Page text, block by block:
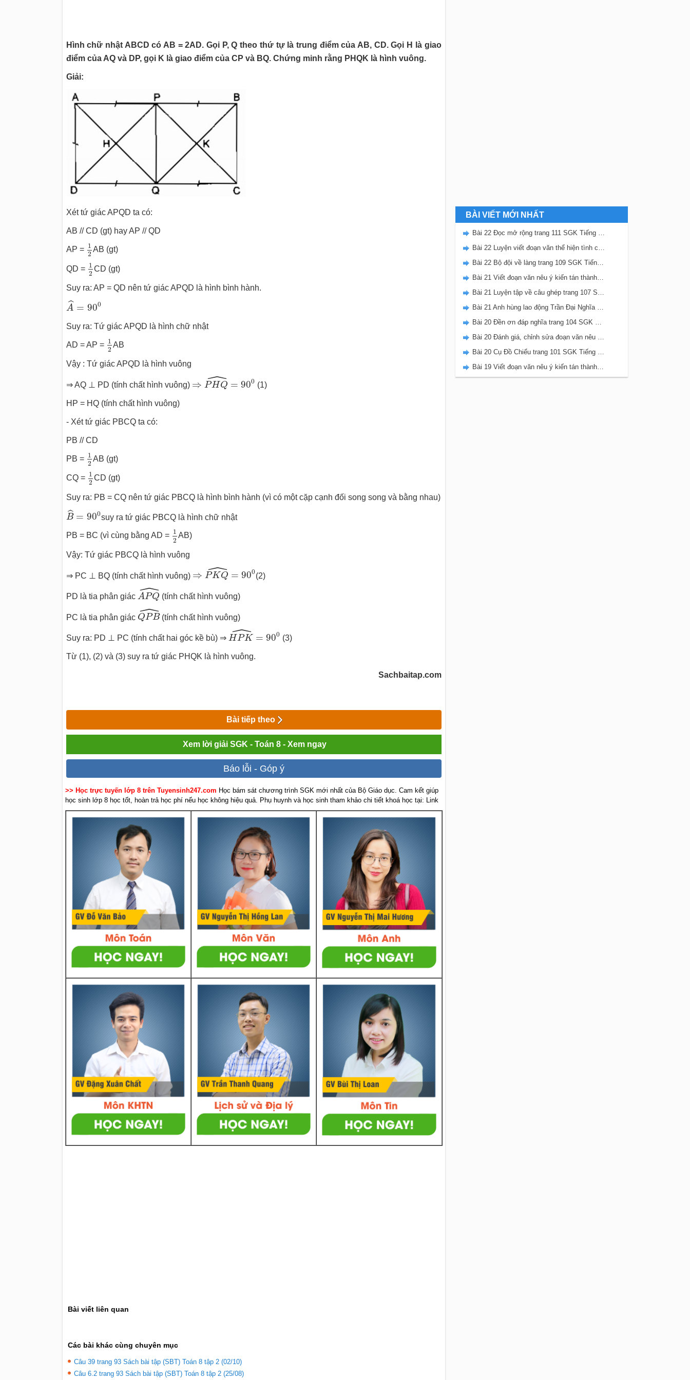
Hình chữ nhật ABCD có AB = 2AD. Gọi P, Q theo thứ tự là trung điểm của AB, CD. Gọi H là giao
điểm của AQ và DP, gọi K là giao điểm của CP và BQ. Chứng minh rằng PHQK là hình vuông.
Giải:
Xét tứ giác APQD ta có:
AB // CD (gt) hay AP // QD
AP = 1
2
1 2
AB (gt)
QD = 1
2
1
CD (gt)
Suy ra: AP = QD nên tứ giác APQD là hình bình hành.
ˆ
A = 900
A^ 0
Suy ra: Tứ giác APQD là hình chữ nhật
AD = AP = 1
2
1
AB
Vậy : Tứ giác APQD là hình vuông
⇒ AQ ⊥ PD (tính chất hình vuông) ⇒ ˆ
PHQ = 900
HQ^=
(1)
HP = HQ (tính chất hình vuông)
- Xét tứ giác PBCQ ta có:
PB // CD
PB = 1
2
1
AB (gt)
CQ = 1
2
1 2
CD (gt)
Suy ra: PB = CQ nên tứ giác PBCQ là hình bình hành (vì có một cặp cạnh đối song song và bằng nhau)
ˆ
B = 900
B^ 0
suy ra tứ giác PBCQ là hình chữ nhật
PB = BC (vì cùng bằng AD = 1
2
1 2
AB)
Vậy: Tứ giác PBCQ là hình vuông
⇒ PC ⊥ BQ (tính chất hình vuông) ⇒ ˆ
PK Q = 900
KQ^=
(2)
PD là tia phân giác ˆ
APQ
APQ^
(tính chất hình vuông)
PC là tia phân giác ˆ
QPB
QPB^
(tính chất hình vuông)
Suy ra: PD ⊥ PC (tính chất hai góc kề bù) ⇒ ˆ
HPK = 900
HPK^
(3)
Từ (1), (2) và (3) suy ra tứ giác PHQK là hình vuông.
Sachbaitap.com
Bài tiếp theo
Xem lời giải SGK - Toán 8 - Xem ngay
Báo lỗi - Góp ý
>> Học trực tuyến lớp 8 trên Tuyensinh247.com Học bám sát chương trình SGK mới nhất của Bộ Giáo dục. Cam kết giúp
học sinh lớp 8 học tốt, hoàn trả học phí nếu học không hiệu quả. Phụ huynh và học sinh tham khảo chi tiết khoá học tại: Link
Bài viết liên quan
Các bài khác cùng chuyên mục
Câu 39 trang 93 Sách bài tập (SBT) Toán 8 tập 2 (02/10)
Câu 6.2 trang 93 Sách bài tập (SBT) Toán 8 tập 2 (25/08)
BÀI VIẾT MỚI NHẤT
Bài 22 Đọc mở rộng trang 111 SGK Tiếng Việt 5 Kết nối tri thức tập 2
Bài 22 Luyện viết đoạn văn thể hiện tình cảm, cảm xúc về một sự việc trang 111 SGK Tiếng Việt 5 Kết nối tri thức tập 2
Bài 22 Bộ đội về làng trang 109 SGK Tiếng Việt 5 Kết nối tri thức tập 2
Bài 21 Viết đoạn văn nêu ý kiến tán thành một sự việc, hiện tượng (Bài viết số 2) trang 108 SGK Tiếng Việt 5 Kết nối tri thức tập 2
Bài 21 Luyện tập về câu ghép trang 107 SGK Tiếng Việt 5 Kết nối tri thức tập 2
Bài 21 Anh hùng lao động Trần Đại Nghĩa trang 106 SGK Tiếng Việt 5 Kết nối tri thức tập 2
Bài 20 Đền ơn đáp nghĩa trang 104 SGK Tiếng Việt 5 Kết nối tri thức tập 2
Bài 20 Đánh giá, chỉnh sửa đoạn văn nêu ý kiến tán thành một sự vật, hiện tượng trang 103 SGK Tiếng Việt 5 Kết nối tri thức tập 2
Bài 20 Cụ Đồ Chiểu trang 101 SGK Tiếng Việt 5 Kết nối tri thức tập 2
Bài 19 Viết đoạn văn nêu ý kiến tán thành một sự việc, hiện tượng (Bài viết số 1) trang 100 SGK Tiếng Việt 5 Kết nối tri thức tập 2